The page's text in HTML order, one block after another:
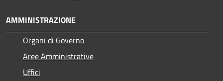
AMMINISTRAZIONE
Organi di Governo
Aree Amministrative
Uffici